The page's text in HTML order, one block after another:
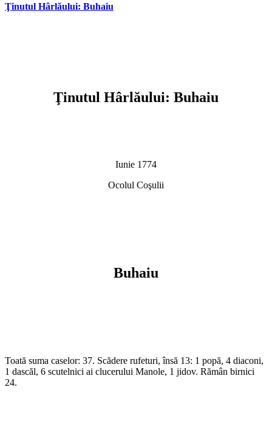
Ţinutul Hârlăului: Buhaiu
Ţinutul Hârlăului: Buhaiu
Iunie 1774
Ocolul Coşulii
Buhaiu
Toată suma caselor: 37. Scădere rufeturi, însă 13: 1 popă, 4 diaconi,
1 dascăl, 6 scutelnici ai clucerului Manole, 1 jidov. Rămân birnici
24.